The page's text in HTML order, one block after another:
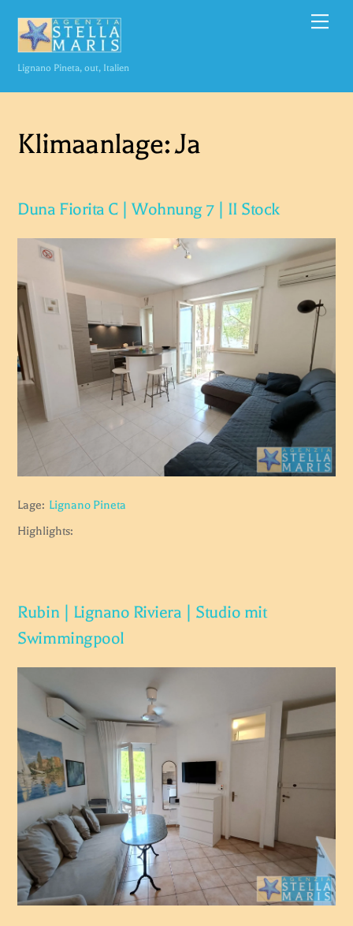
Inhalt
springen
Lignano Pineta, out, Italien
Klimaanlage:Ja
Duna Fiorita C | Wohnung 7 | II Stock
Lage: Lignano Pineta
Highlights:
Rubin | Lignano Riviera | Studio mit
Swimmingpool